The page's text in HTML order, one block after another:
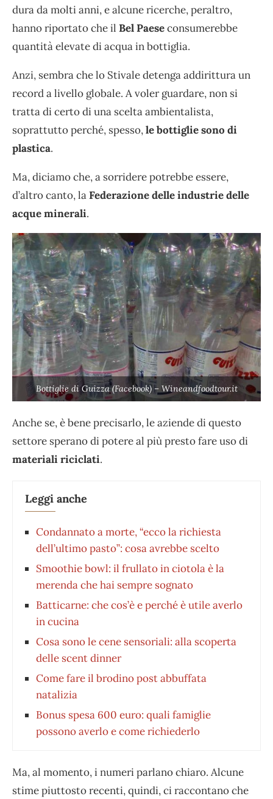
dura da molti anni, e alcune ricerche, peraltro,
hanno riportato che il Bel Paeseconsumerebbe
quantità elevate di acqua in bottiglia.
Anzi, sembra che lo Stivale detenga addirittura un
record a livello globale. A voler guardare, non si
tratta di certo di una scelta ambientalista,
soprattutto perché, spesso,le bottiglie sono di
plastica.
Ma, diciamo che, a sorridere potrebbe essere,
d’altro canto, laFederazione delle industrie delle
acque minerali.
Bottiglie di Guizza (Facebook) – Wineandfoodtour.it
Anche se, è bene precisarlo, le aziende di questo
settore sperano di potere al più presto fare uso di
materiali riciclati.
Leggi anche
Condannato a morte, “ecco la richiesta
dell’ultimo pasto”: cosa avrebbe scelto
Smoothie bowl: il frullato in ciotola è la
merenda che hai sempre sognato
Batticarne: che cos’è e perché è utile averlo
in cucina
Cosa sono le cene sensoriali: alla scoperta
delle scent dinner
⁠Come fare il brodino post abbuffata
natalizia
Bonus spesa 600 euro: quali famiglie
possono averlo e come richiederlo
Ma, al momento, i numeri parlano chiaro. Alcune
stime piuttosto recenti, quindi, ci raccontano che